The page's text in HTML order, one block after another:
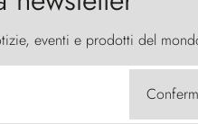
eventi e prodotti del